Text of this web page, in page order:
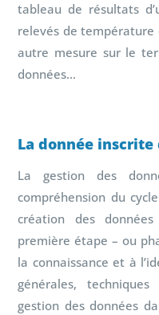
tableau de résultats
relevés de température
autre mesure sur le
données…
La donnée inscrite
La gestion des
compréhension du
création des
première étape – ou
la connaissance et à
générales,
gestion des données